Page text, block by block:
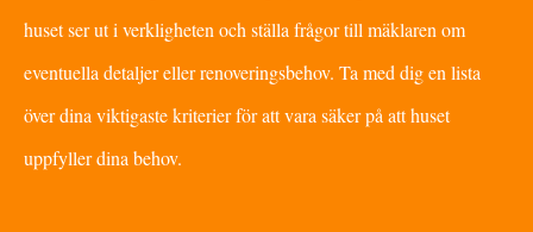
huset ser ut i verkligheten och ställa frågor till mäklaren om
eventuella detaljer eller renoveringsbehov. Ta med dig en lista
över dina viktigaste kriterier för att vara säker på att huset
uppfyller dina behov.